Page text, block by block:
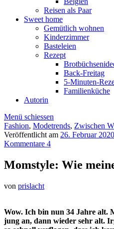
Reisen als Paar
Sweet home
Gemütlich wohnen
Kinderzimmer
Basteleien
Rezept
Back-Freitag
5-Minuten-
Familienküche
Autorin
Menü schiessen
Fashion, Modetrends, Zwischen
Veröffentlicht am 26. Februar 2020
Kommentare 4
Momstyle: Wie
von prislacht
Wow. Ich bin nun 34 Jahre alt.
jung an, dann wieder sehr alt.